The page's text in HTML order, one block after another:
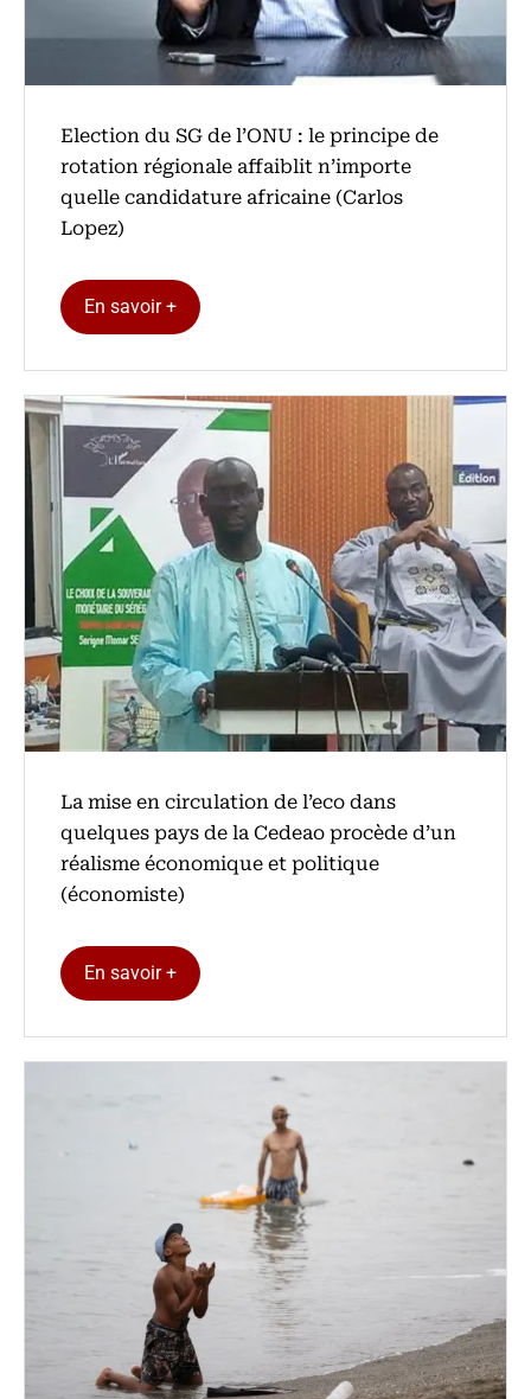
Election du SG de l’ONU : le principe de
rotation régionale affaiblit n’importe
quelle candidature africaine (Carlos
Lopez)
En savoir +
La mise en circulation de l’eco dans
quelques pays de la Cedeao procède d’un
réalisme économique et politique
(économiste)
En savoir +